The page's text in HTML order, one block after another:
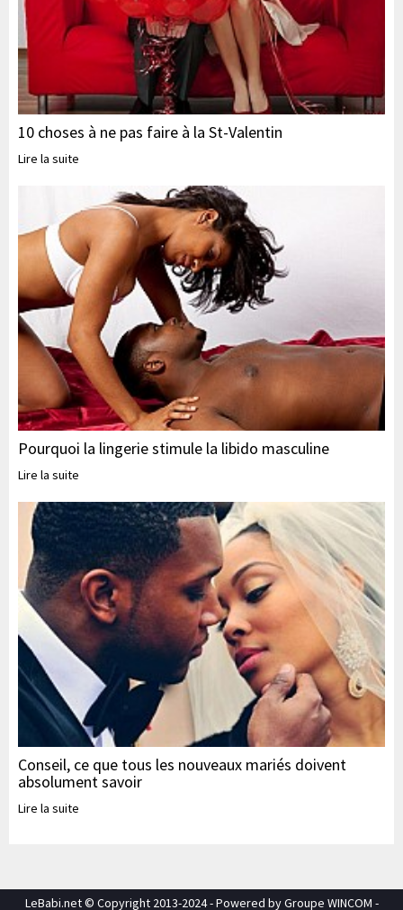
10 choses à ne pas faire à la St-Valentin
Lire la suite
Pourquoi la lingerie stimule la libido masculine
Lire la suite
Conseil, ce que tous les nouveaux mariés doivent
absolument savoir
Lire la suite
LeBabi.net © Copyright 2013-2024 - Powered by Groupe WINCOM -